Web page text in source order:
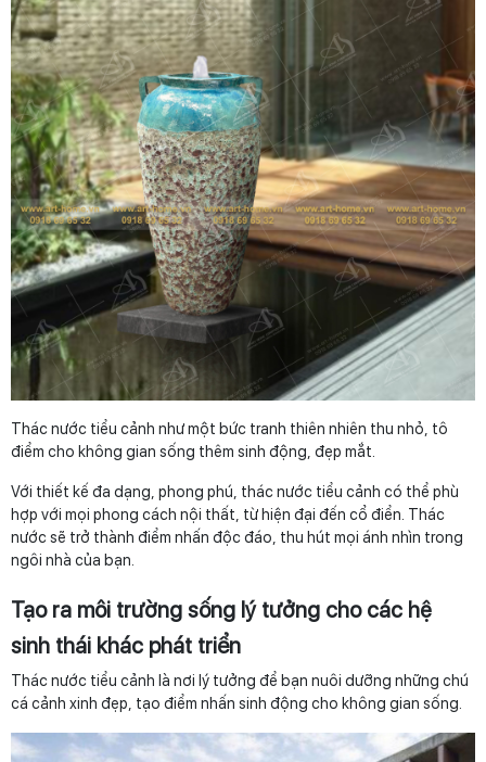
Thác nước tiểu cảnh như một bức tranh thiên nhiên thu nhỏ, tô
điểm cho không gian sống thêm sinh động, đẹp mắt.
Với thiết kế đa dạng, phong phú, thác nước tiểu cảnh có thể phù
hợp với mọi phong cách nội thất, từ hiện đại đến cổ điển. Thác
nước sẽ trở thành điểm nhấn độc đáo, thu hút mọi ánh nhìn trong
ngôi nhà của bạn.
Tạo ra môi trường sống lý tưởng cho các hệ
sinh thái khác phát triển
Thác nước tiểu cảnh là nơi lý tưởng để bạn nuôi dưỡng những chú
cá cảnh xinh đẹp, tạo điểm nhấn sinh động cho không gian sống.